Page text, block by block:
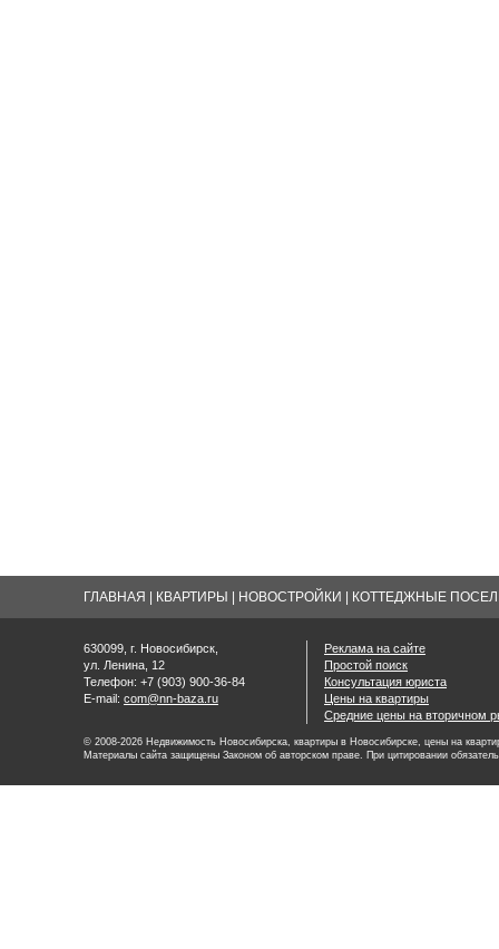
ГЛАВНАЯ КВАРТИРЫ НОВОСТРОЙКИ КОТТЕДЖНЫЕ
630099, г. Новосибирск,
ул. Ленина, 12
Телефон: +7 (903) 900-36-84
E-mail: com@nn-baza.ru
Реклама на сайте
Простой поиск
Консультация юриста
Цены на квартиры
Средние цены на вторичном
© 2008-2026 Недвижимость Новосибирска, квартиры в Новосибирске, цены на
Материалы сайта защищены Законом об авторском праве. При цитировании